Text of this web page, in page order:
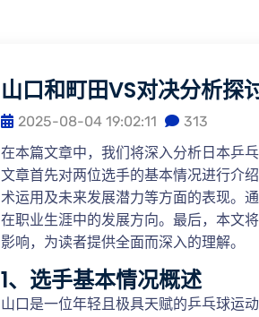
山口和町田VS对决分析探
2025-08-04 19:02:11
313
在本篇文章中，我们将深入分析日本乒
文章首先对两位选手的基本情况进行介
术运用及未来发展潜力等方面的表现。
在职业生涯中的发展方向。最后，本文
影响，为读者提供全面而深入的理解。
1、选手基本情况概述
山口是一位年轻且极具天赋的乒乓球运